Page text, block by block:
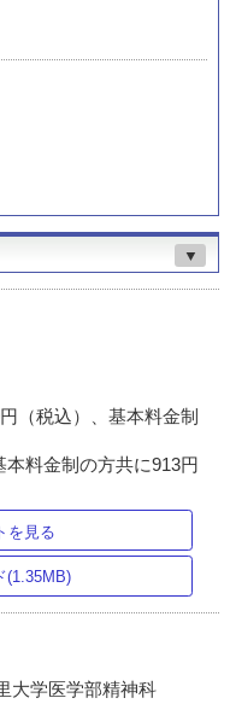
▼
（税込）、基本料金制
料金制の方共に913円
を見る
(1.35MB)
大学医学部精神科